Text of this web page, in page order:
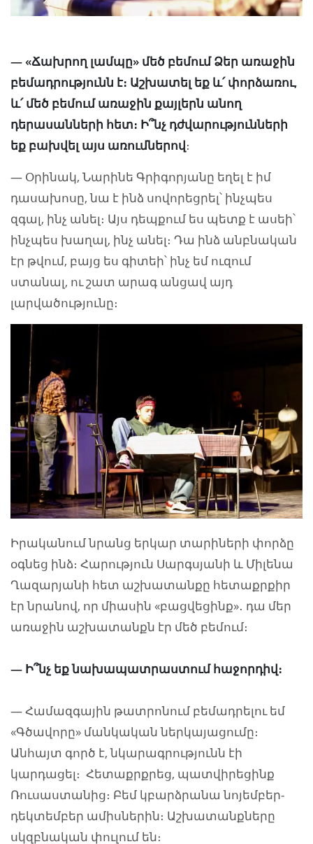
— «Ճախրող լամպը» մեծ բեմում Ձեր առաջին
բեմադրությունն է։ Աշխատել եք և՛ փորձառու,
և՛ մեծ բեմում առաջին քայլերն անող
դերասանների հետ։ Ի՞նչ դժվարությունների
եք բախվել այս առումներով։
— Օրինակ, Նարինե Գրիգորյանը եղել է իմ
դասախոսը, նա է ինձ սովորեցրել՝ ինչպես
զգալ, ինչ անել։ Այս դեպքում ես պետք է ասեի՝
ինչպես խաղալ, ինչ անել։ Դա ինձ անբնական
էր թվում, բայց ես գիտեի՝ ինչ եմ ուզում
ստանալ, ու շատ արագ անցավ այդ
լարվածությունը։
Իրականում նրանց երկար տարիների փորձը
օգնեց ինձ։ Հարություն Սարգսյանի և Միլենա
Ղազարյանի հետ աշխատանքը հետաքրքիր
էր նրանով, որ միասին «բացվեցինք»․ դա մեր
առաջին աշխատանքն էր մեծ բեմում։
— Ի՞նչ եք նախապատրաստում հաջորդիվ։
— Համազգային թատրոնում բեմադրելու եմ
«Գծավորը» մանկական ներկայացումը։
Անհայտ գործ է, նկարագրությունն էի
կարդացել։ Հետաքրքրեց, պատվիրեցինք
Ռուսաստանից։ Բեմ կբարձրանա նոյեմբեր-
դեկտեմբեր ամիսներին։ Աշխատանքները
սկզբնական փուլում են։